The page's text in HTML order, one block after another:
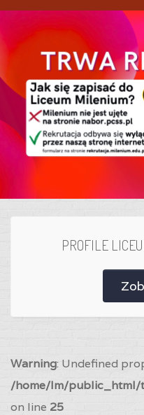
PROFILE
Warning: Undefined
/home/lm/public_html/
on line 25